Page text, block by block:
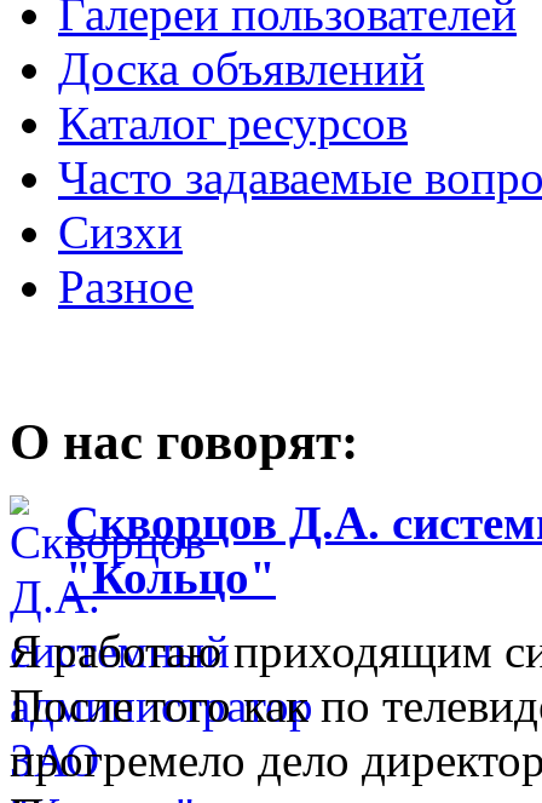
Галереи пользователей
Доска объявлений
Каталог ресурсов
Часто задаваемые
Сизхи
Разное
О нас говорят:
Скворцов Д.А.
"Кольцо"
Я работаю приходящим
После того как по
прогремело дело